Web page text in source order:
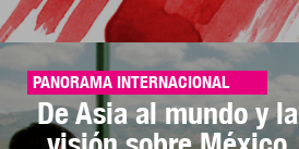
PANORAMA INTERNACIONAL
De Asia al mundo y la